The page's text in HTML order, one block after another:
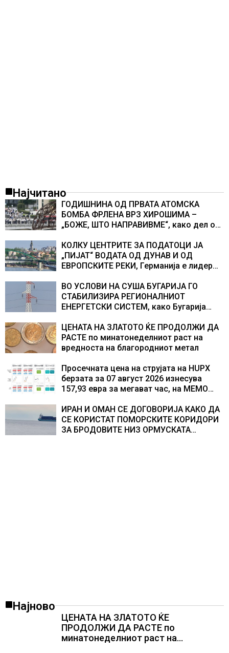
Најчитано
ГОДИШНИНА ОД ПРВАТА АТОМСКА
БОМБА ФРЛЕНА ВРЗ ХИРОШИМА –
„БОЖЕ, ШТО НАПРАВИВМЕ“, како дел од
учесниците во бомбардирањето го
доживуваа овој настан што го промени
текот на историјата
КОЛКУ ЦЕНТРИТЕ ЗА ПОДАТОЦИ ЈА
„ПИЈАТ“ ВОДАТА ОД ДУНАВ И ОД
ЕВРОПСКИТЕ РЕКИ, Германија е лидер
центри за податоци
ВО УСЛОВИ НА СУША БУГАРИЈА ГО
СТАБИЛИЗИРА РЕГИОНАЛНИОТ
ЕНЕРГЕТСКИ СИСТЕМ, како Бугарија
складирање на енергија од батерии
ЦЕНАТА НА ЗЛАТОТО ЌЕ ПРОДОЛЖИ ДА
РАСТЕ по минатонеделниот раст на
вредноста на благородниот метал
Просечната цена на струјата на HUPX
берзата за 07 август 2026 изнесува
157,93 евра за мегават час, на МЕМО
ИРАН И ОМАН СЕ ДОГОВОРИЈА КАКО ДА
СЕ КОРИСТАТ ПОМОРСКИТЕ КОРИДОРИ
ЗА БРОДОВИТЕ НИЗ ОРМУСКАТА
Најново
ЦЕНАТА НА ЗЛАТОТО ЌЕ
ПРОДОЛЖИ ДА РАСТЕ по
минатонеделниот раст на